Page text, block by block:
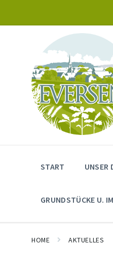
content
main
footer
START UNSER
GRUNDSTÜCKE U.
HOME AKTUELLES